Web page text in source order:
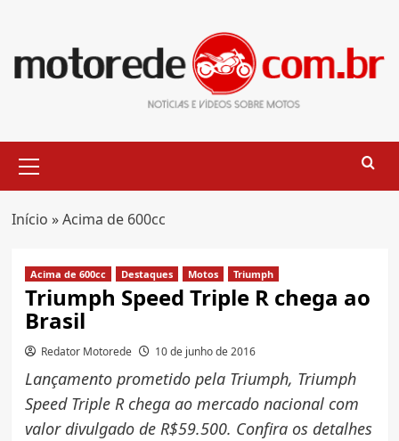
content
Menu
Início »Acima de 600cc
Acima de 600cc Destaques Motos Triumph
Triumph Speed Triple R chega ao
Brasil
Redator Motorede 10 de junho de 2016
Lançamento prometido pela Triumph, Triumph
Speed Triple R chega ao mercado nacional com
valor divulgado de R$59.500. Confira os detalhes